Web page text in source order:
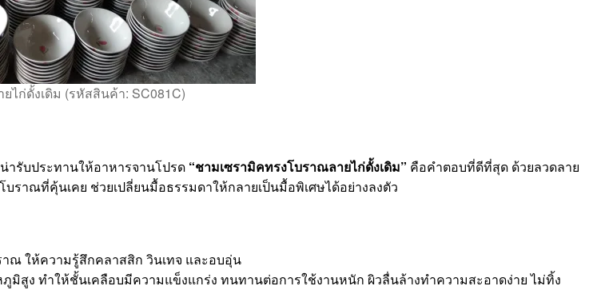
ไก่ดั้งเดิม (รหัสสินค้า: SC081C)
ารับประทานให้อาหารจานโปรด “ชามเซรามิคทรงโบราณลายไก่ดั้งเดิม” คือคำตอบที่ดีที่สุด ด้วยลวดลาย
าณที่คุ้นเคย ช่วยเปลี่ยนมื้อธรรมดาให้กลายเป็นมื้อพิเศษได้อย่างลงตัว
ณ ให้ความรู้สึกคลาสสิก วินเทจ และอบอุ่น
มิสูง ทำให้ชั้นเคลือบมีความแข็งแกร่ง ทนทานต่อการใช้งานหนัก ผิวลื่นล้างทำความสะอาดง่าย ไม่ทิ้ง